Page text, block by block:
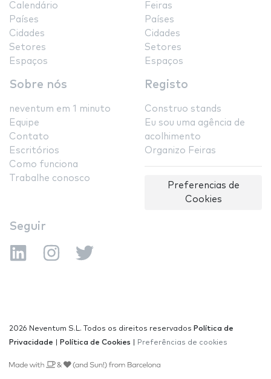
Calendário
Países
Cidades
Setores
Espaços
Feiras
Países
Cidades
Setores
Espaços
Sobre nós
neventum em 1 minuto
Equipe
Contato
Escritórios
Como funciona
Trabalhe conosco
Registo
Construo stands
Eu sou uma agência de
acolhimento
Organizo Feiras
Preferencias de
Cookies
Seguir
2026 Neventum S.L. Todos os direitos reservados Política de
Privacidade
Política de Cookies Preferências de cookies